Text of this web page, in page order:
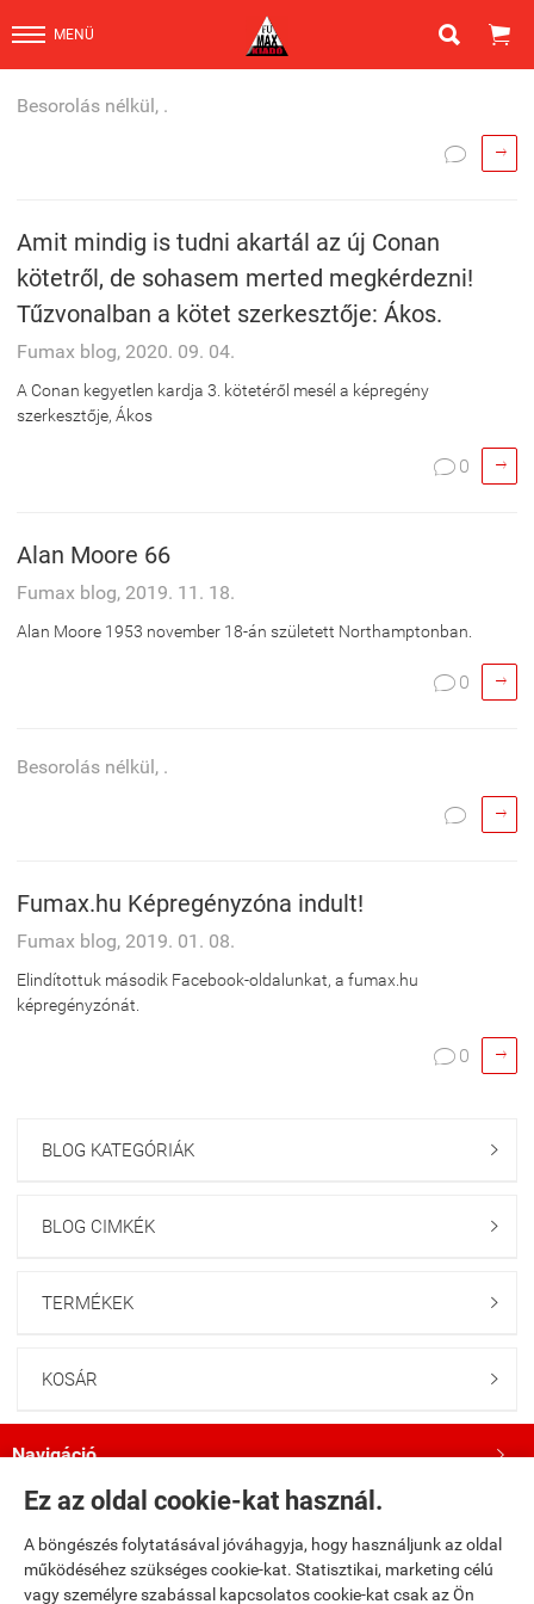
Ez az oldal cookie-kat használ.
A böngészés folytatásával jóváhagyja, hogy használjunk az oldal
működéséhez szükséges cookie-kat. Statisztikai, marketing célú
vagy személyre szabással kapcsolatos cookie-kat csak az Ön
MENÜ  
Besorolás nélkül, .
 
Amit mindig is tudni akartál az új Conan
kötetről, de sohasem merted megkérdezni!
Tűzvonalban a kötet szerkesztője: Ákos.
Fumax blog, 2020. 09. 04.
A Conan kegyetlen kardja 3. kötetéről mesél a képregény
szerkesztője, Ákos
 0 
Alan Moore 66
Fumax blog, 2019. 11. 18.
Alan Moore 1953 november 18-án született Northamptonban.
 0 
Besorolás nélkül, .
 
Fumax.hu Képregényzóna indult!
Fumax blog, 2019. 01. 08.
Elindítottuk második Facebook-oldalunkat, a fumax.hu
képregényzónát.
 0 
BLOG KATEGÓRIÁK 
BLOG CIMKÉK 
TERMÉKEK 
KOSÁR 
Navigáció 
Saját fiók
Bemutatkozás